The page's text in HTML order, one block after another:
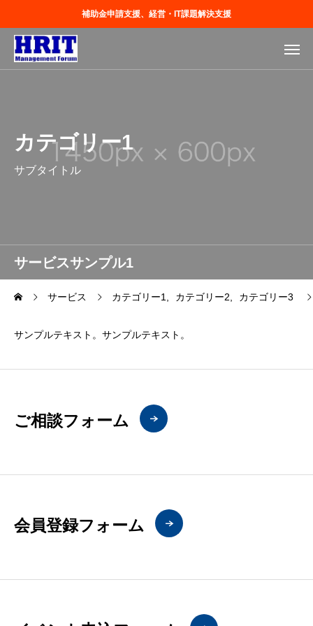
補助金申請支援、経営・IT課題解決支援
サービスサンプル1
カテゴリー1
サブタイトル
サービス カテゴリー1 カテゴリー2 カテゴリー3
サンプルテキスト。サンプルテキスト。
ご相談フォーム
会員登録フォーム